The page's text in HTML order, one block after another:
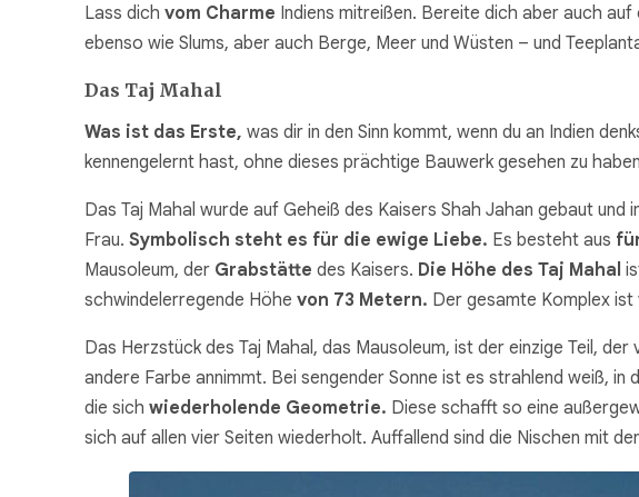
Lass dich vom Charme Indiens mitreißen. Bereite dich aber auch auf
ebenso wie Slums, aber auch Berge, Meer und Wüsten – und
Das Taj Mahal
Was ist das Erste, was dir in den Sinn kommt, wenn du an Indien
kennengelernt hast, ohne dieses prächtige Bauwerk gesehen zu
Das Taj Mahal wurde auf Geheiß des Kaisers Shah Jahan gebaut
Frau. Symbolisch steht es für die ewige Liebe. Es besteht aus
Mausoleum, der Grabstätte des Kaisers. Die Höhe des Taj Mahal
schwindelerregende Höhe von 73 Metern. Der gesamte Komplex ist
Das Herzstück des Taj Mahal, das Mausoleum, ist der einzige Teil, der
andere Farbe annimmt. Bei sengender Sonne ist es strahlend weiß, in
die sich wiederholende Geometrie. Diese schafft so eine
sich auf allen vier Seiten wiederholt. Auffallend sind die Nischen mit